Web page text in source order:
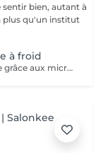
sentir bien, autant à
plus qu'un institut
à froid
Par exfoliation en profondeur de l'épiderme grâce aux micro-cristaux, ce soin permet de nettoyer et de réduire: les taches pigmentaires et/ou certaines imperfections de la peau, resserrer les pores, atténuer rides, ridules et les cicatrices d'acné. Le soin s'accompagne de l'utilisation de LED afin de faire pénétrer en profondeur l'acide hyaluronique ou principes actifs.